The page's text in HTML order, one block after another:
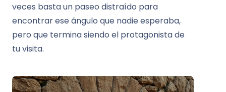
veces basta un paseo distraído para
encontrar ese ángulo que nadie esperaba,
pero que termina siendo el protagonista de
tu visita.